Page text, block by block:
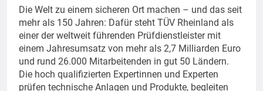
Die Welt zu einem sicheren Ort machen – und das seit
mehr als 150 Jahren: Dafür steht TÜV Rheinland als
einer der weltweit führenden Prüfdienstleister mit
einem Jahresumsatz von mehr als 2,7 Milliarden Euro
und rund 26.000 Mitarbeitenden in gut 50 Ländern.
Die hoch qualifizierten Expertinnen und Experten
prüfen technische Anlagen und Produkte, begleiten